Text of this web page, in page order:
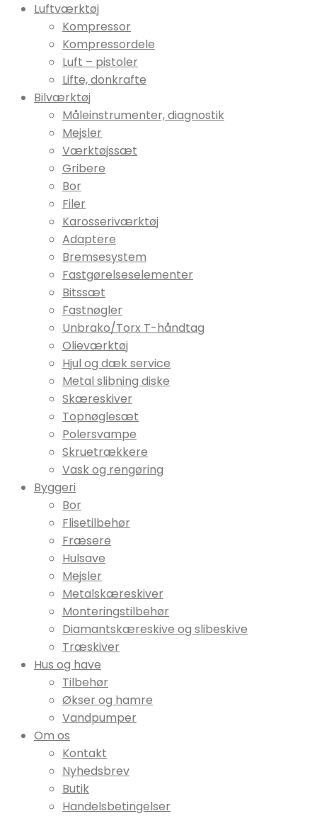
Luftværktøj
Kompressor
Kompressordele
Luft – pistoler
Lifte, donkrafte
Bilværktøj
Måleinstrumenter, diagnostik
Mejsler
Værktøjssæt
Gribere
Bor
Filer
Karosseriværktøj
Adaptere
Bremsesystem
Fastgørelseselementer
Bitssæt
Fastnøgler
Unbrako/Torx T-håndtag
Olieværktøj
Hjul og dæk service
Metal slibning diske
Skæreskiver
Topnøglesæt
Polersvampe
Skruetrækkere
Vask og rengøring
Byggeri
Bor
Flisetilbehør
Fræsere
Hulsave
Mejsler
Metalskæreskiver
Monteringstilbehør
Diamantskæreskive og slibeskive
Træskiver
Hus og have
Tilbehør
Økser og hamre
Vandpumper
Om os
Kontakt
Nyhedsbrev
Butik
Handelsbetingelser